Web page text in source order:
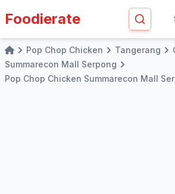
Foodierate
HomePop Chop Chicken Tangerang
Summarecon Mall Serpong
Pop Chop Chicken Summarecon Mall